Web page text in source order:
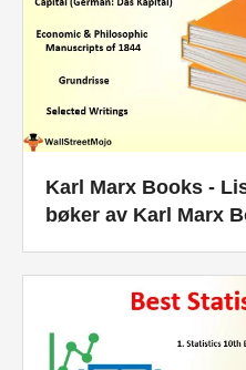
Karl Marx Books -
bøker av Karl Marx